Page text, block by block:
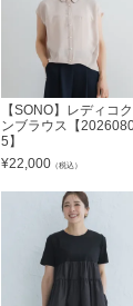
【SONO】レディコ
ンブラウス【
5】
¥22,000 （税込）